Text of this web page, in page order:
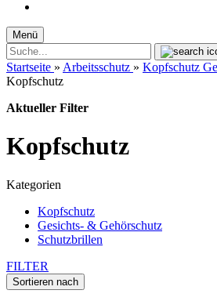
Menü
Startseite » Arbeitsschutz » Kopfschutz
Kopfschutz
Aktueller Filter
Kopfschutz
Kategorien
Kopfschutz
Gesichts- & Gehörschutz
Schutzbrillen
FILTER
Sortieren nach